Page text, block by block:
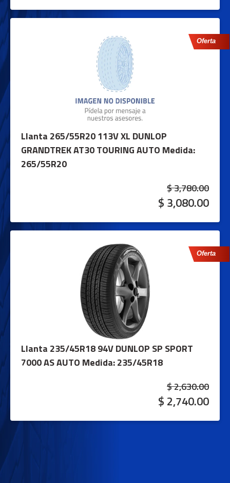
Oferta
Llanta 265/55R20 113V XL DUNLOP
GRANDTREK AT30 TOURING AUTO Medida:
265/55R20
$ 3,780.00
$ 3,080.00
Oferta
Llanta 235/45R18 94V DUNLOP SP SPORT
7000 AS AUTO Medida: 235/45R18
$ 2,630.00
$ 2,740.00